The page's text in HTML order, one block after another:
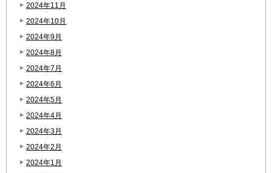
2024年11月
2024年10月
2024年9月
2024年8月
2024年7月
2024年6月
2024年5月
2024年4月
2024年3月
2024年2月
2024年1月